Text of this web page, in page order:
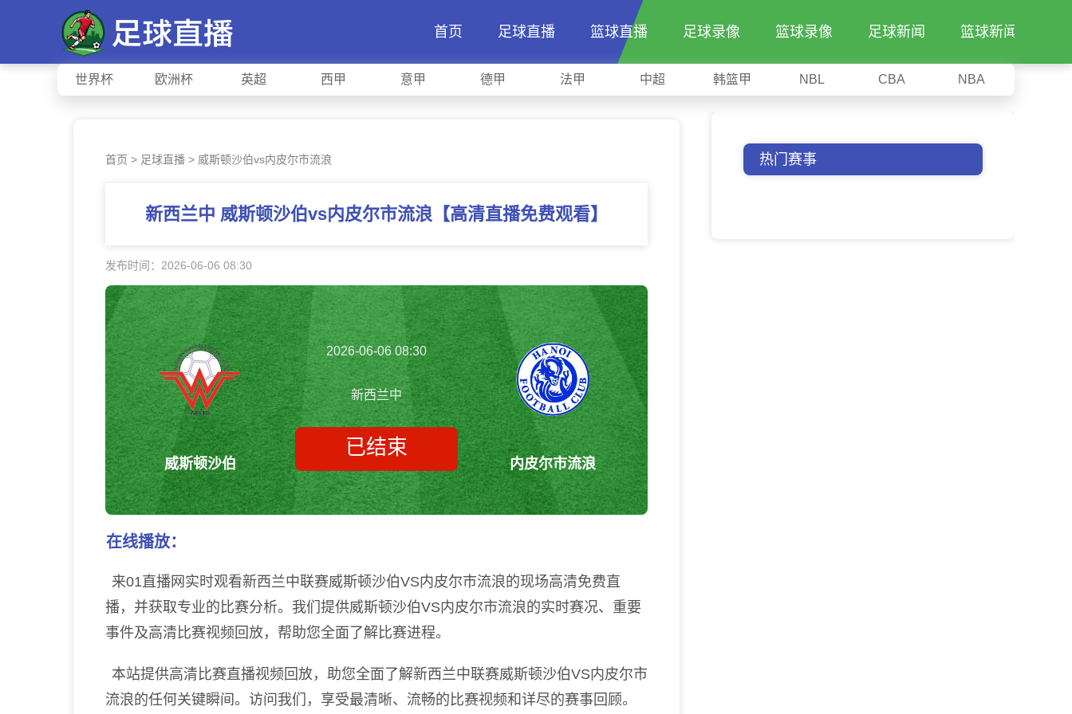
首页 足球直播 篮球直播 足球录像 篮球录像 足球新闻 篮球新闻
世界杯 欧洲杯 英超 西甲 意甲 德甲 法甲 中超 韩篮甲 NBL CBA NBA
首页 > 足球直播 > 威斯顿沙伯vs内皮尔市流浪
新西兰中 威斯顿沙伯vs内皮尔市流浪【高清直播免费观看】
发布时间：2026-06-06 08:30
威斯顿沙伯
2026-06-06 08:30
新西兰中
已结束
内皮尔市流浪
在线播放：
来01直播网实时观看新西兰中联赛威斯顿沙伯VS内皮尔市流浪的现场高清免费直
播，并获取专业的比赛分析。我们提供威斯顿沙伯VS内皮尔市流浪的实时赛况、重要
事件及高清比赛视频回放，帮助您全面了解比赛进程。
本站提供高清比赛直播视频回放，助您全面了解新西兰中联赛威斯顿沙伯VS内皮尔市
流浪的任何关键瞬间。访问我们，享受最清晰、流畅的比赛视频和详尽的赛事回顾。
热门赛事